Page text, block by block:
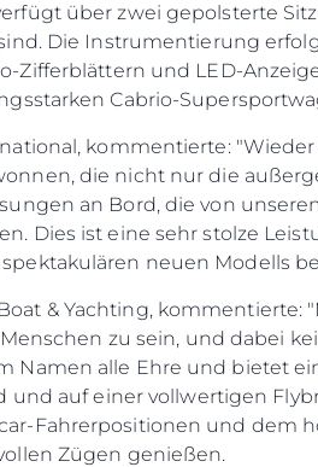
über zwei gepolsterte
Die Instrumentierung
und LED-
Cabrio-
kommentierte:
die nicht nur die
an Bord, die von
Dies ist eine sehr stolze
neuen Modells
& Yachting,
zu sein, und dabei
Namen alle Ehre und bietet
und auf einer vollwertigen
Fahrerpositionen und dem
Zügen genießen.